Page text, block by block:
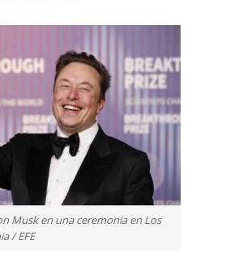
Musk en una ceremonia en Los
/ EFE